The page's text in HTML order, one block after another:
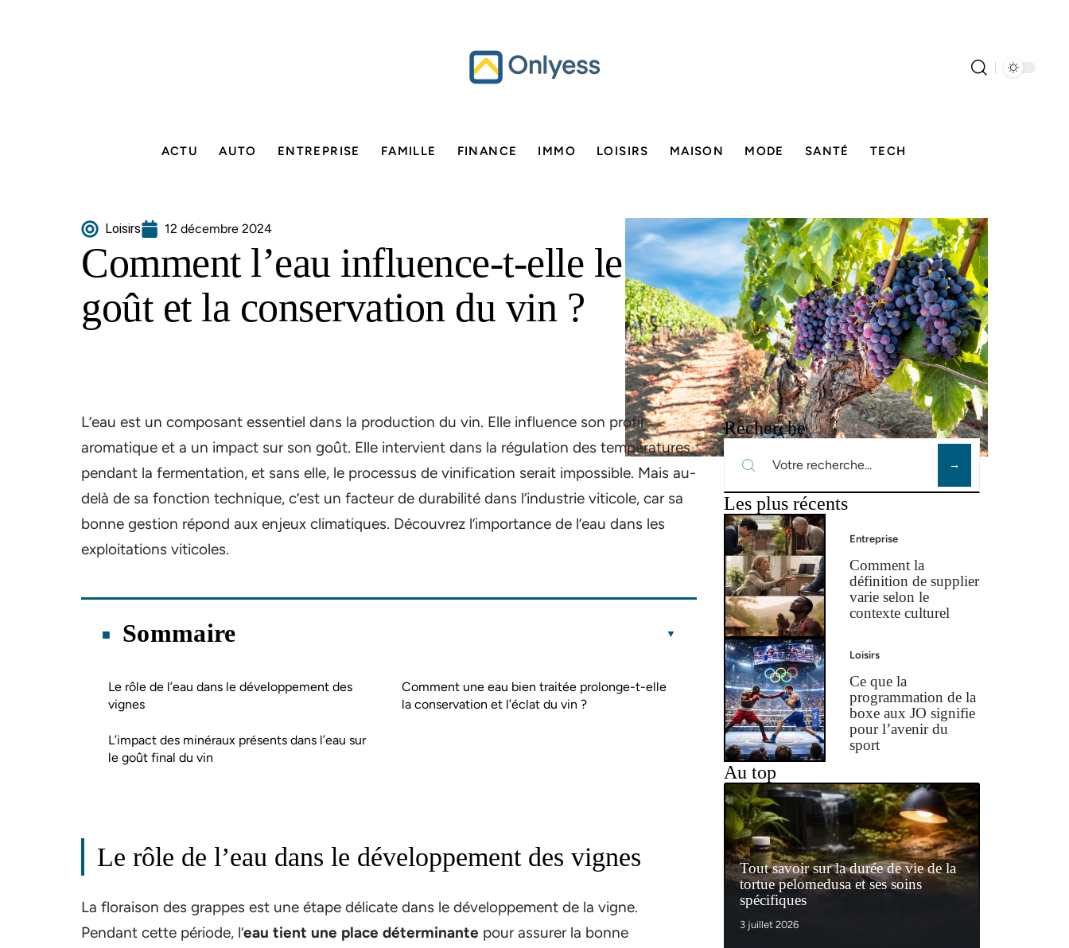
ACTU AUTO ENTREPRISE FAMILLE FINANCE IMMO LOISIRS MAISON MODE SANTÉ TECH
Loisirs 12 décembre 2024
Comment l’eau influence-t-elle le
goût et la conservation du vin ?
L’eau est un composant essentiel dans la production du vin. Elle influence son profil
aromatique et a un impact sur son goût. Elle intervient dans la régulation des températures
pendant la fermentation, et sans elle, le processus de vinification serait impossible. Mais au-
delà de sa fonction technique, c’est un facteur de durabilité dans l’industrie viticole, car sa
bonne gestion répond aux enjeux climatiques. Découvrez l’importance de l’eau dans les
exploitations viticoles.
Sommaire
Le rôle de l’eau dans le développement des
vignes
L’impact des minéraux présents dans l’eau sur
le goût final du vin
Comment une eau bien traitée prolonge-t-elle
la conservation et l’éclat du vin ?
Le rôle de l’eau dans le développement des vignes
La floraison des grappes est une étape délicate dans le développement de la vigne.
Pendant cette période, l’eau tient une place déterminante pour assurer la bonne
Recherche
Les plus récents
Entreprise
Comment la
définition de supplier
varie selon le
contexte culturel
Loisirs
Ce que la
programmation de la
boxe aux JO signifie
pour l’avenir du
sport
Au top
Tout savoir sur la durée de vie de la
tortue pelomedusa et ses soins
spécifiques
3 juillet 2026